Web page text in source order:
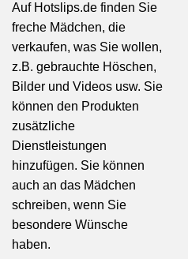
Auf Hotslips.de finden Sie
freche Mädchen, die
verkaufen, was Sie wollen,
z.B. gebrauchte Höschen,
Bilder und Videos usw. Sie
können den Produkten
zusätzliche
Dienstleistungen
hinzufügen. Sie können
auch an das Mädchen
schreiben, wenn Sie
besondere Wünsche
haben.